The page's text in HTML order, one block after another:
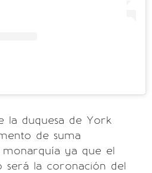
la duquesa de York
de suma
ya que el
la coronación del